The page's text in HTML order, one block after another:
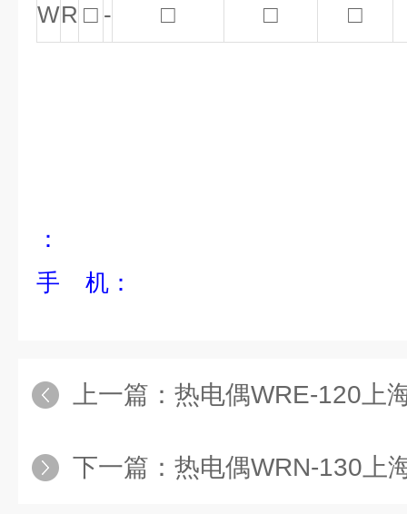
WR □ - □ □ □
：
手 机：
上一篇： 热电偶WRE-120上
下一篇： 热电偶WRN-130上